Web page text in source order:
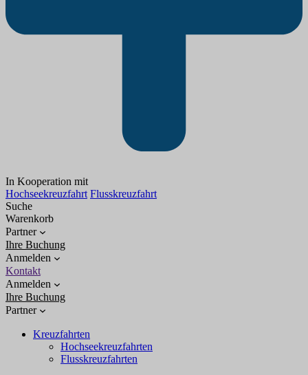
In Kooperation mit
Hochseekreuzfahrt Flusskreuzfahrt
Suche
Warenkorb
Partner
Ihre Buchung
Anmelden
Kontakt
Anmelden
Ihre Buchung
Partner
Kreuzfahrten
Hochseekreuzfahrten
Flusskreuzfahrten